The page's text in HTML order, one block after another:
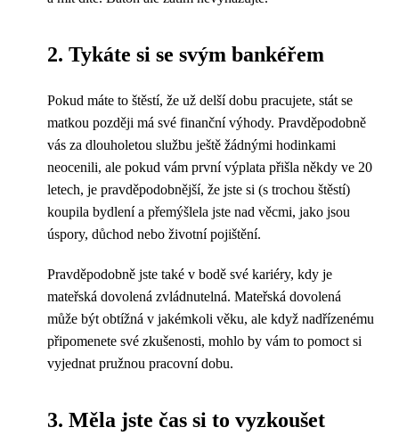
2. Tykáte si se svým bankéřem
Pokud máte to štěstí, že už delší dobu pracujete, stát se
matkou později má své finanční výhody. Pravděpodobně
vás za dlouholetou službu ještě žádnými hodinkami
neocenili, ale pokud vám první výplata přišla někdy ve 20
letech, je pravděpodobnější, že jste si (s trochou štěstí)
koupila bydlení a přemýšlela jste nad věcmi, jako jsou
úspory, důchod nebo životní pojištění.
Pravděpodobně jste také v bodě své kariéry, kdy je
mateřská dovolená zvládnutelná. Mateřská dovolená
může být obtížná v jakémkoli věku, ale když nadřízenému
připomenete své zkušenosti, mohlo by vám to pomoct si
vyjednat pružnou pracovní dobu.
3. Měla jste čas si to vyzkoušet